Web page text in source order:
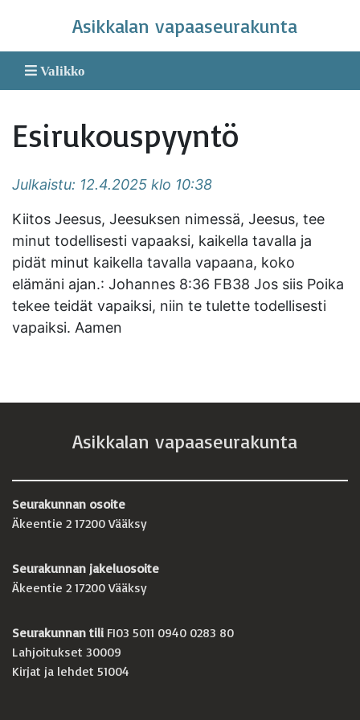
content
Asikkalan vapaaseurakunta
Valikko
Esirukouspyyntö
Julkaistu: 12.4.2025 klo 10:38
Kiitos Jeesus, Jeesuksen nimessä, Jeesus, tee
minut todellisesti vapaaksi, kaikella tavalla ja
pidät minut kaikella tavalla vapaana, koko
elämäni ajan.: Johannes 8:36 FB38 Jos siis Poika
tekee teidät vapaiksi, niin te tulette todellisesti
vapaiksi. Aamen
Asikkalan vapaaseurakunta
Seurakunnan osoite
Äkeentie 2 17200 Vääksy
Seurakunnan jakeluosoite
Äkeentie 2 17200 Vääksy
Seurakunnan tili FI03 5011 0940 0283 80
Lahjoitukset 30009
Kirjat ja lehdet 51004